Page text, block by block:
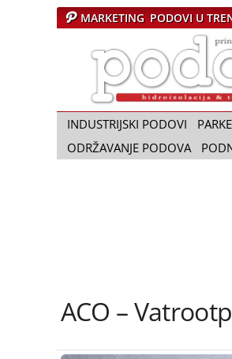
MARKETING PODOVI U
a
p
i
P
INDUSTRIJSKI PODOVI
ODRŽAVANJE PODOVA
ACO –